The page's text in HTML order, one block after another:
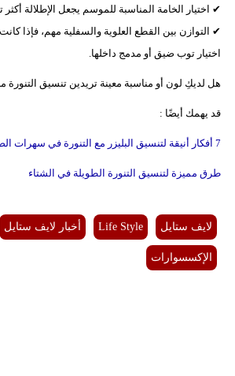
✔ اختيار الخامة المناسبة للموسم يجعل الإطلالة أكثر
✔ التوازن بين القطع العلوية والسفلية مهم، فإذا
اختيار توب ضيق أو مدمج داخلها.
هل لديكِ لون أو مناسبة معينة تريدين تنسيق التنورة
قد يهمك أيضًا :
7 أفكار أنيقة لتنسيق البليزر مع التنورة في سهرات الصيف للمحجبات
طرق مميزة لتنسيق التنورة الطويلة في الشتاء
لايف ستايل Life Style أخبار لايف ستايل
الإكسسوارات